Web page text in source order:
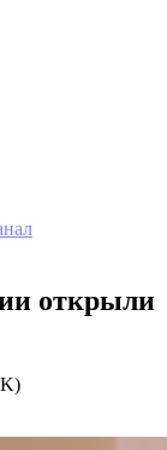
открыли